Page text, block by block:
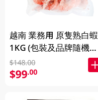
越南 業務用 原隻熟白蝦
1KG (包裝及品牌隨機發
放)
$148.00
$99.00